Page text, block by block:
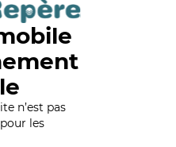
n’est pas
les